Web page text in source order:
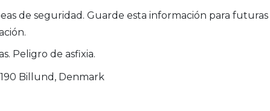
de seguridad. Guarde esta información para
Peligro de asfixia.
Billund, Denmark